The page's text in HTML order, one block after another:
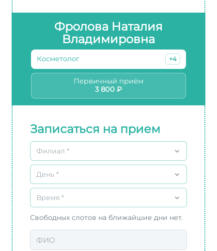
Фролова Наталия
Владимировна
Косметолог +4
Первичный приём
3 800 ₽
Записаться на прием
Филиал *
День *
Время *
Свободных слотов на ближайшие дни нет.